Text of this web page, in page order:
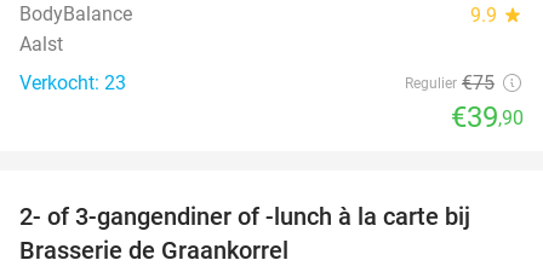
BodyBalance 9.9 star
Aalst
Verkocht: 23
Regulier €75
€39,90
44%
2- of 3-gangendiner of -lunch à la carte bij
Brasserie de Graankorrel